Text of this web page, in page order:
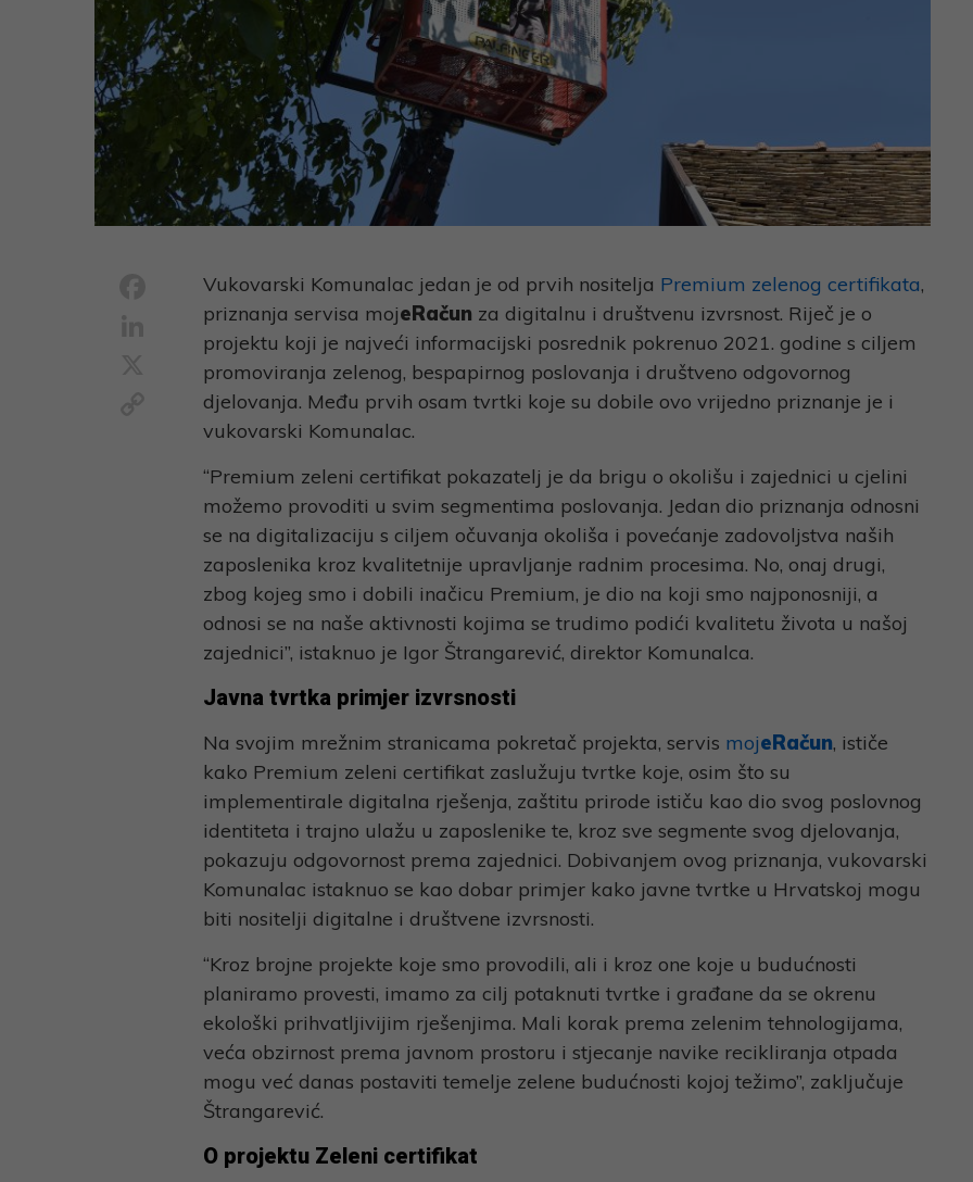
Facebook
LinkedIn
Copy
Link
Vukovarski Komunalac jedan je od prvih nositelja Premium zelenog certifikata,
priznanja servisa mojeRačun za digitalnu i društvenu izvrsnost. Riječ je o
projektu koji je najveći informacijski posrednik pokrenuo 2021. godine s ciljem
promoviranja zelenog, bespapirnog poslovanja i društveno odgovornog
djelovanja. Među prvih osam tvrtki koje su dobile ovo vrijedno priznanje je i
vukovarski Komunalac.
“Premium zeleni certifikat pokazatelj je da brigu o okolišu i zajednici u cjelini
možemo provoditi u svim segmentima poslovanja. Jedan dio priznanja odnosni
se na digitalizaciju s ciljem očuvanja okoliša i povećanje zadovoljstva naših
zaposlenika kroz kvalitetnije upravljanje radnim procesima. No, onaj drugi,
zbog kojeg smo i dobili inačicu Premium, je dio na koji smo najponosniji, a
odnosi se na naše aktivnosti kojima se trudimo podići kvalitetu života u našoj
zajednici”, istaknuo je Igor Štrangarević, direktor Komunalca.
Javna tvrtka primjer izvrsnosti
Na svojim mrežnim stranicama pokretač projekta, servis mojeRačun, ističe
kako Premium zeleni certifikat zaslužuju tvrtke koje, osim što su
implementirale digitalna rješenja, zaštitu prirode ističu kao dio svog poslovnog
identiteta i trajno ulažu u zaposlenike te, kroz sve segmente svog djelovanja,
pokazuju odgovornost prema zajednici. Dobivanjem ovog priznanja, vukovarski
Komunalac istaknuo se kao dobar primjer kako javne tvrtke u Hrvatskoj mogu
biti nositelji digitalne i društvene izvrsnosti.
“Kroz brojne projekte koje smo provodili, ali i kroz one koje u budućnosti
planiramo provesti, imamo za cilj potaknuti tvrtke i građane da se okrenu
ekološki prihvatljivijim rješenjima. Mali korak prema zelenim tehnologijama,
veća obzirnost prema javnom prostoru i stjecanje navike recikliranja otpada
mogu već danas postaviti temelje zelene budućnosti kojoj težimo”, zaključuje
Štrangarević.
O projektu Zeleni certifikat